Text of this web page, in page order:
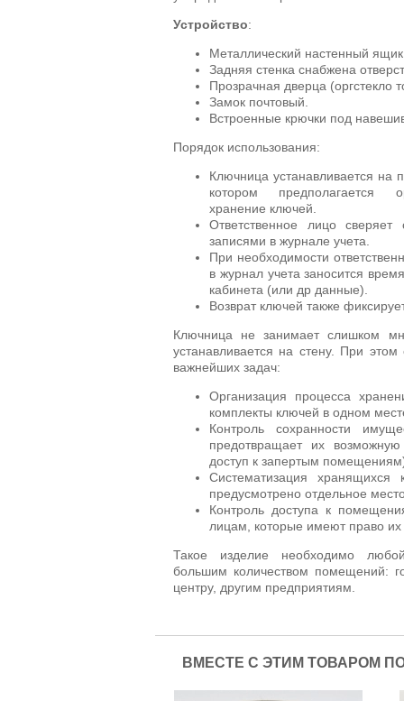
Устройство:
Металлический настенный
Задняя стенка снабжена
Прозрачная дверца (оргстекло
Замок почтовый.
Встроенные крючки под
Порядок использования:
Ключница устанавливается на
котором предполагается
хранение ключей.
Ответственное лицо
записями в журнале учета.
При необходимости
в журнал учета заносится
кабинета (или др данные).
Возврат ключей также
Ключница не занимает слишком
устанавливается на стену. При
важнейших задач:
Организация процесса
комплекты ключей в одном
Контроль сохранности
предотвращает их
доступ к запертым
Систематизация хранящихся
предусмотрено отдельное
Контроль доступа к
лицам, которые имеют право их
Такое изделие необходимо
большим количеством помещений:
центру, другим предприятиям.
ВМЕСТЕ С ЭТИМ ТОВАРОМ